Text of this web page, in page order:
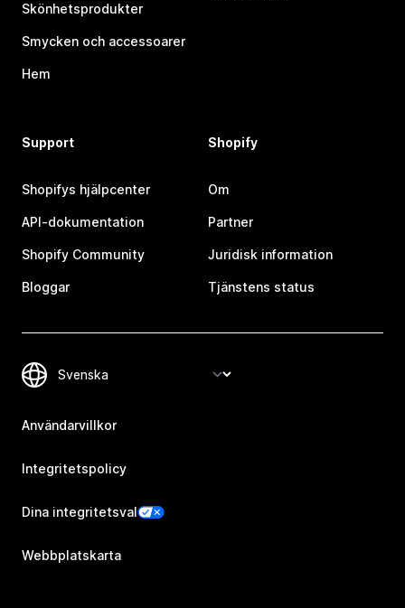
Skönhetsprodukter
Smycken och accessoarer
Hem
Support
Shopifys hjälpcenter
API-dokumentation
Shopify Community
Bloggar
Shopify
Om
Partner
Juridisk information
Tjänstens status
Användarvillkor
Integritetspolicy
Dina integritetsval
Webbplatskarta